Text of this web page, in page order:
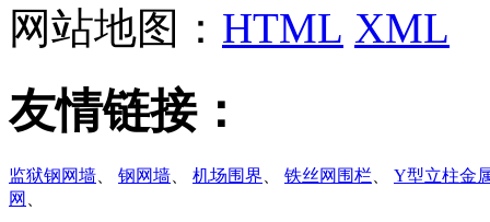
网站地图： HTML XML
友情链接：
监狱钢网墙 钢网墙 机场围界 铁丝网围栏
Y型立柱金
网